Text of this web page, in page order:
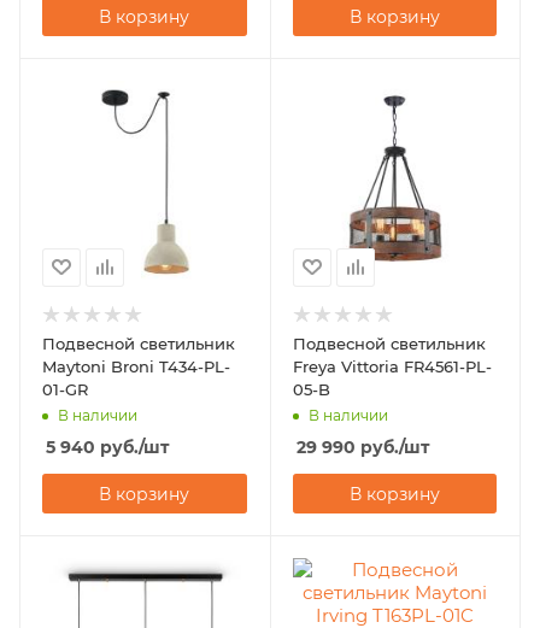
В корзину В корзину
Подвесной светильник
Maytoni Broni T434-PL-
01-GR
В наличии
5 940 руб./шт
В корзину
Подвесной светильник
Freya Vittoria FR4561-PL-
05-B
В наличии
29 990 руб./шт
В корзину